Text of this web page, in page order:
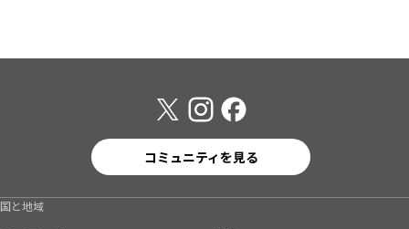
コミュニティを見る
国と地域